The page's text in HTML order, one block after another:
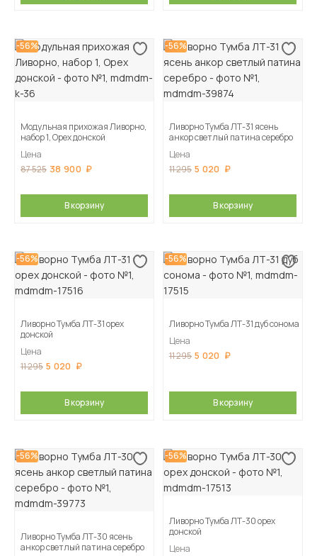
-56%
Модульная прихожая Ливорно,
набор 1, Орех донской
Цена
87 525 38 900
В корзину
-56%
Ливорно Тумба ЛТ-31 ясень
анкор светлый патина серебро
Цена
11 295 5 020
В корзину
-56%
Ливорно Тумба ЛТ-31 орех
донской
Цена
11 295 5 020
В корзину
-56%
Ливорно Тумба ЛТ-31 дуб сонома
Цена
11 295 5 020
В корзину
-56%
Ливорно Тумба ЛТ-30 ясень
анкор светлый патина серебро
-56%
Ливорно Тумба ЛТ-30 орех
донской
Цена